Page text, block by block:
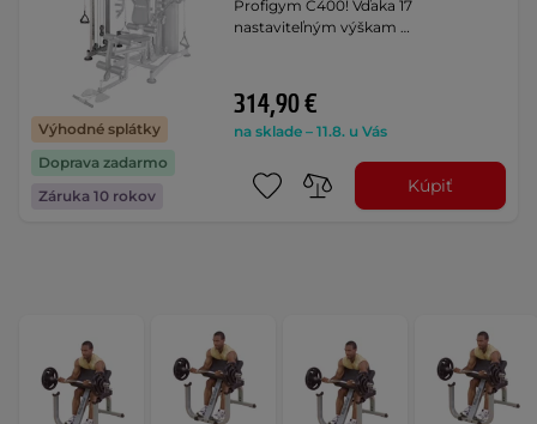
Výhodné splátky
Doprava zadarmo
Záruka 10 rokov
Profigym C400! Vďaka 17
nastaviteľným výškam …
314,90 €
na sklade – 11.8. u Vás
Kúpiť